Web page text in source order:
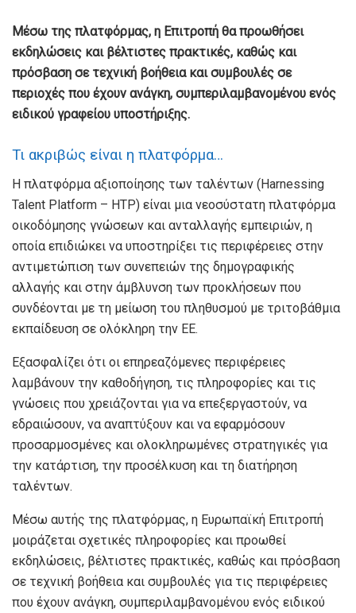
Μέσω της πλατφόρμας, η Επιτροπή θα προωθήσει
εκδηλώσεις και βέλτιστες πρακτικές, καθώς και
πρόσβαση σε τεχνική βοήθεια και συμβουλές σε
περιοχές που έχουν ανάγκη, συμπεριλαμβανομένου ενός
ειδικού γραφείου υποστήριξης.
Τι ακριβώς είναι η πλατφόρμα…
Η πλατφόρμα αξιοποίησης των ταλέντων (Harnessing
Talent Platform – HTP) είναι μια νεοσύστατη πλατφόρμα
οικοδόμησης γνώσεων και ανταλλαγής εμπειριών, η
οποία επιδιώκει να υποστηρίξει τις περιφέρειες στην
αντιμετώπιση των συνεπειών της δημογραφικής
αλλαγής και στην άμβλυνση των προκλήσεων που
συνδέονται με τη μείωση του πληθυσμού με τριτοβάθμια
εκπαίδευση σε ολόκληρη την ΕΕ.
Εξασφαλίζει ότι οι επηρεαζόμενες περιφέρειες
λαμβάνουν την καθοδήγηση, τις πληροφορίες και τις
γνώσεις που χρειάζονται για να επεξεργαστούν, να
εδραιώσουν, να αναπτύξουν και να εφαρμόσουν
προσαρμοσμένες και ολοκληρωμένες στρατηγικές για
την κατάρτιση, την προσέλκυση και τη διατήρηση
ταλέντων.
Μέσω αυτής της πλατφόρμας, η Ευρωπαϊκή Επιτροπή
μοιράζεται σχετικές πληροφορίες και προωθεί
εκδηλώσεις, βέλτιστες πρακτικές, καθώς και πρόσβαση
σε τεχνική βοήθεια και συμβουλές για τις περιφέρειες
που έχουν ανάγκη, συμπεριλαμβανομένου ενός ειδικού